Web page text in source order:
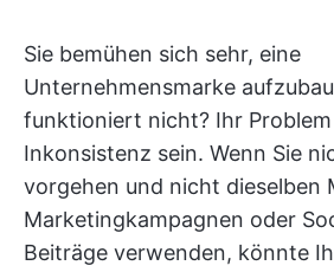
Sie bemühen sich sehr, eine
Unternehmensmarke
funktioniert nicht? Ihr
Inkonsistenz sein. Wenn Sie
vorgehen und nicht dieselben
Marketingkampagnen oder
Beiträge verwenden, könnte